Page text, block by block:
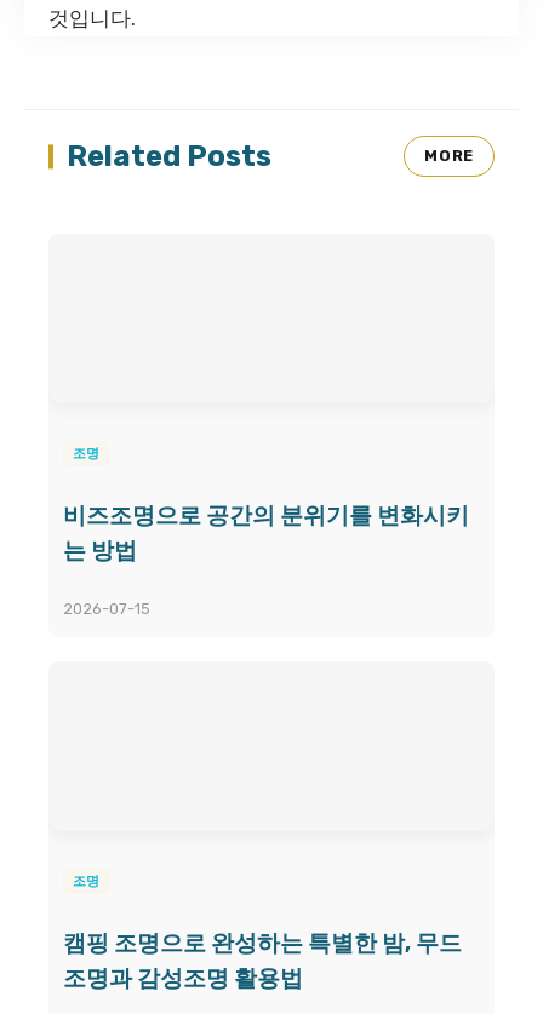
것입니다.
Related Posts MORE
조명
비즈조명으로 공간의 분위기를 변화시키
는 방법
2026-07-15
조명
캠핑 조명으로 완성하는 특별한 밤, 무드
조명과 감성조명 활용법